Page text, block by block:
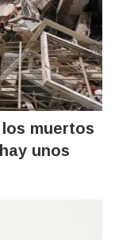
los muertos
unos